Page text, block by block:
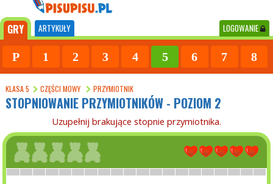
GRY ARTYKUŁY LOGOWANIE
P 1 2 3 4 5 6 7 8
KLASA 5 CZĘŚCI MOWY PRZYMIOTNIK
STOPNIOWANIE PRZYMIOTNIKÓW - POZIOM 2
Uzupełnij brakujące stopnie przymiotnika.